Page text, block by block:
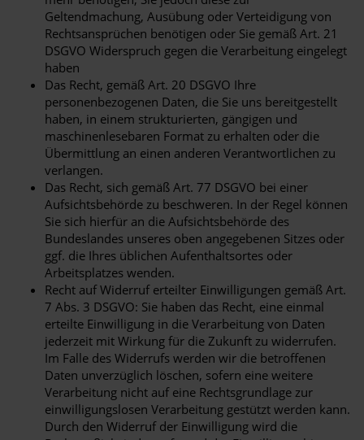
Geltendmachung, Ausübung oder Verteidigung von
Rechtsansprüchen benötigen oder Sie gemäß Art. 21
DSGVO Widerspruch gegen die Verarbeitung eingelegt
haben
Das Recht, gemäß Art. 20 DSGVO Ihre
personenbezogenen Daten, die Sie uns bereitgestellt
haben, in einem strukturierten, gängigen und
maschinenlesebaren Format zu erhalten oder die
Übermittlung an einen anderen Verantwortlichen zu
verlangen.
Das Recht, sich gemäß Art. 77 DSGVO bei einer
Aufsichtsbehörde zu beschweren. In der Regel können
Sie sich hierfür an die Aufsichtsbehörde des
Bundeslandes unseres oben angegebenen Sitzes oder
ggf. die Ihres üblichen Aufenthaltsortes oder
Arbeitsplatzes wenden.
Recht auf Widerruf erteilter Einwilligungen gemäß Art.
7 Abs. 3 DSGVO: Sie haben das Recht, eine einmal
erteilte Einwilligung in die Verarbeitung von Daten
jederzeit mit Wirkung für die Zukunft zu widerrufen.
Im Falle des Widerrufs werden wir die betroffenen
Daten unverzüglich löschen, sofern eine weitere
Verarbeitung nicht auf eine Rechtsgrundlage zur
einwilligungslosen Verarbeitung gestützt werden kann.
Durch den Widerruf der Einwilligung wird die